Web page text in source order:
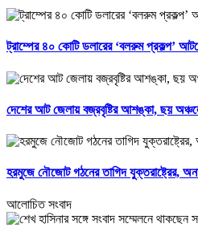
ট্রাম্পের ৪০ কোটি ডলারের ‘বলরুম প্রকল্প’
দেশের আট জেলায় বজ্রবৃষ্টির আশঙ্কা, ছয় অঞ্চলে
হরমুজে নৌজোট গঠনের তাগিদ যুক্তরাষ্ট্রের,
আলোচিত সংবাদ